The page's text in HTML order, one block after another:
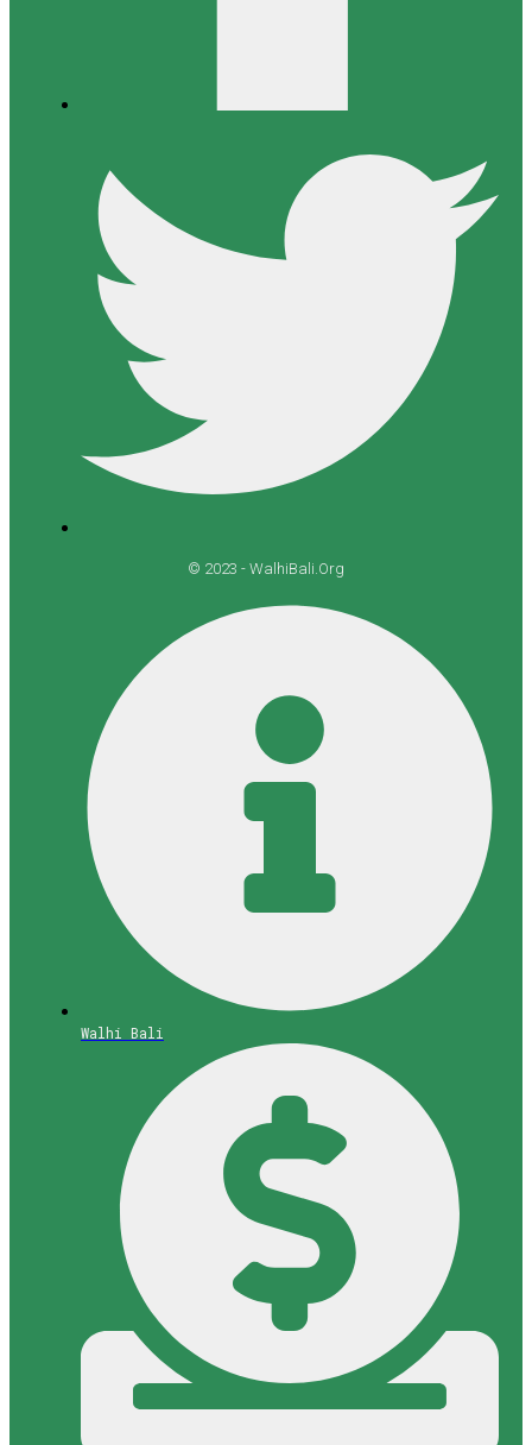
© 2023 - WalhiBali.Org
Walhi Bali